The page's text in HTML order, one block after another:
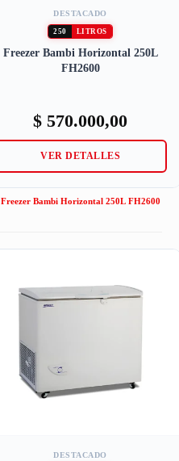
DESTACADO
250 LITROS
Freezer Bambi Horizontal 250L
FH2600
$ 570.000,00
VER DETALLES
Freezer Bambi Horizontal 250L FH2600
DESTACADO